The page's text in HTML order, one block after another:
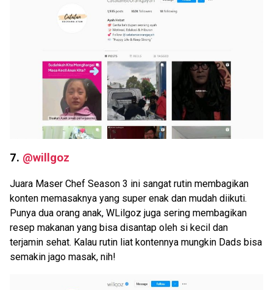
7. @willgoz
Juara Maser Chef Season 3 ini sangat rutin membagikan
konten memasaknya yang super enak dan mudah diikuti.
Punya dua orang anak, WLilgoz juga sering membagikan
resep makanan yang bisa disantap oleh si kecil dan
terjamin sehat. Kalau rutin liat kontennya mungkin Dads bisa
semakin jago masak, nih!